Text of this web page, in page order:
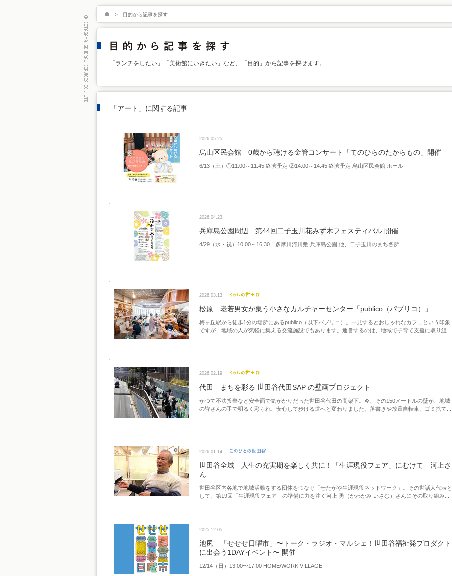
> 目的から記事を探す
「ランチをしたい」「美術館にいきたい」など、「目的」から記事を探せます。
「アート」に関する記事
2026.05.25
烏山区民会館 0歳から聴ける金管コンサート「てのひらのたからもの」開催
6/13（土）①11:00～11:45 終演予定 ②14:00～14:45 終演予定 烏山区民会館 ホール
2026.04.23
兵庫島公園周辺 第44回二子玉川花みず木フェスティバル 開催
4/29（水・祝）10:00～16:30 多摩川河川敷 兵庫島公園 他、二子玉川のまち各所
2026.03.13
松原 老若男女が集う小さなカルチャーセンター「publico（パブリコ）」
梅ヶ丘駅から徒歩1分の場所にあるpublico（以下パブリコ）。一見するとおしゃれなカフェという印象
ですが、地域の人が気軽に集える交流施設でもあります。運営するのは、地域で子育て支援に取り組...
2026.02.19
代田 まちを彩る 世田谷代田SAP の壁画プロジェクト
かつて不法投棄など安全面で気がかりだった世田谷代田の高架下。今、その150メートルの壁が、地域
の皆さんの手で明るく彩られ、安心して歩ける道へと変わりました。落書きや放置自転車、ゴミ捨て...
2026.01.14
世田谷全域 人生の充実期を楽しく共に！「生涯現役フェア」にむけて 河上さ
ん
世田谷区内各地で地域活動をする団体をつなぐ「せたがや生涯現役ネットワーク」。その世話人代表と
して、第19回「生涯現役フェア」の準備に力を注ぐ河上 勇（かわかみ いさむ）さんにその取り組み...
2025.12.05
池尻 「せせせ日曜市」〜トーク・ラジオ・マルシェ！世田谷福祉発プロダクト
に出会う1DAYイベント〜 開催
12/14（日）13:00〜17:00 HOME/WORK VILLAGE